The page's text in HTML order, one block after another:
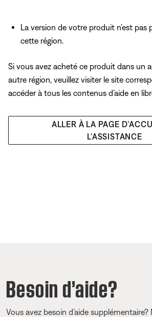
La version de votre produit n’est pas
cette région.
Si vous avez acheté ce produit dans un
autre région, veuillez visiter le site
accéder à tous les contenus d’aide en
ALLER À LA PAGE
L’ASSISTANCE
Besoin d’aide?
Vous avez besoin d’aide